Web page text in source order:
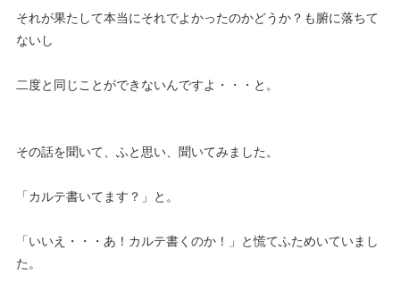
それが果たして本当にそれでよかったのかどうか？も腑に落ちて
ないし
二度と同じことができないんですよ・・・と。
その話を聞いて、ふと思い、聞いてみました。
「カルテ書いてます？」と。
「いいえ・・・あ！カルテ書くのか！」と慌てふためいていまし
た。